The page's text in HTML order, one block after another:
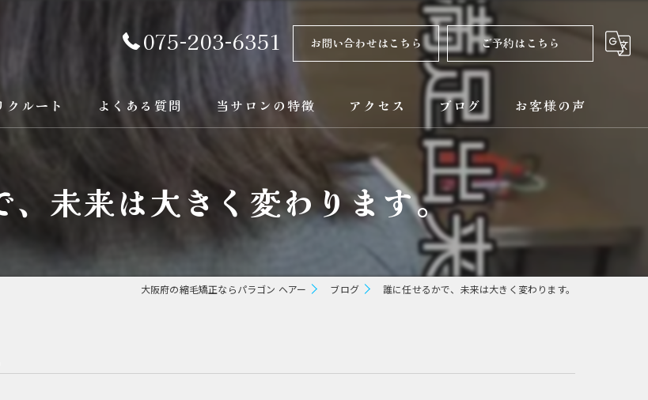
075-203-6351 お問い合わせはこちら ご予約はこちら
クルート よくある質問 当サロンの特徴
京都の縮毛矯正
カラー
トリートメント
ブリーチ縮毛矯正
アクセス ブログ
コラム
お客様の声
、未来は大きく変わります。
大阪府の縮毛矯正ならパラゴン ヘアー ブログ 誰に任せるかで、未来は大きく変わります。